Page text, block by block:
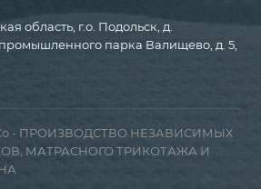
область, г.о. Подольск, д.
парка Валищево, д. 5,
- ПРОИЗВОДСТВО НЕЗАВИСИМЫХ
МАТРАСНОГО ТРИКОТАЖА И